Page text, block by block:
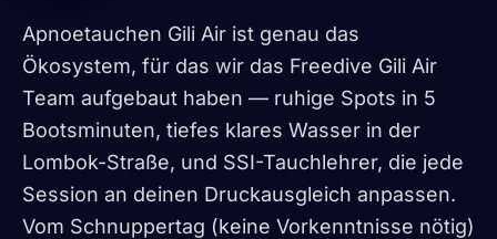
Apnoetauchen Gili Air ist genau das
Ökosystem, für das wir das Freedive Gili Air
Team aufgebaut haben — ruhige Spots in 5
Bootsminuten, tiefes klares Wasser in der
Lombok-Straße, und SSI-Tauchlehrer, die jede
Session an deinen Druckausgleich anpassen.
Vom Schnuppertag (keine Vorkenntnisse nötig)